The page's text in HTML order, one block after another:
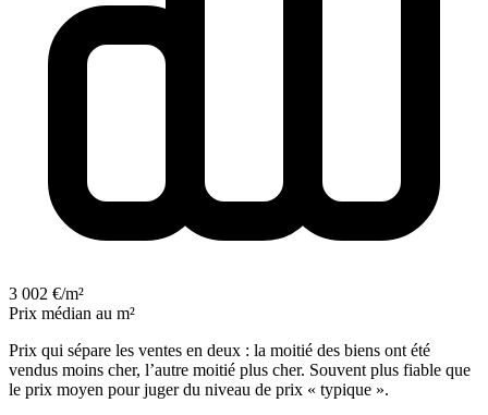
3 002 €/m²
Prix médian au m²
Prix qui sépare les ventes en deux : la moitié des biens ont été
vendus moins cher, l’autre moitié plus cher. Souvent plus fiable que
le prix moyen pour juger du niveau de prix « typique ».